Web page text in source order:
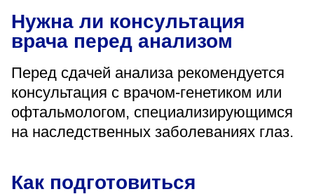
Нужна ли консультация
врача перед анализом
Перед сдачей анализа рекомендуется
консультация с врачом-генетиком или
офтальмологом, специализирующимся
на наследственных заболеваниях глаз.
Как подготовиться